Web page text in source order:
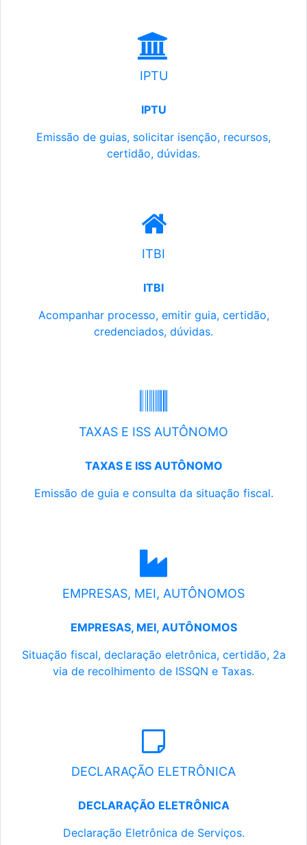
IPTU
IPTU
Emissão de guias, solicitar isenção, recursos,
certidão, dúvidas.
ITBI
ITBI
Acompanhar processo, emitir guia, certidão,
credenciados, dúvidas.
TAXAS E ISS AUTÔNOMO
TAXAS E ISS AUTÔNOMO
Emissão de guia e consulta da situação fiscal.
EMPRESAS, MEI, AUTÔNOMOS
EMPRESAS, MEI, AUTÔNOMOS
Situação fiscal, declaração eletrônica, certidão, 2a
via de recolhimento de ISSQN e Taxas.
DECLARAÇÃO ELETRÔNICA
DECLARAÇÃO ELETRÔNICA
Declaração Eletrônica de Serviços.